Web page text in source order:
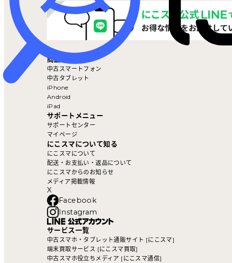
商品を探す
中古スマートフォン
中古タブレット
iPhone
Android
iPad
サポートメニュー
サポートセンター
マイページ
にこスマについて知る
にこスマについて
配送・お支払い・返品について
にこスマからのお知らせ
メディア掲載情報
X
Facebook
Instagram
サービス一覧
中古スマホ・タブレット通販サイト [にこスマ]
端末買取サービス [にこスマ買取]
中古スマホ役立ちメディア [にこスマ通信]